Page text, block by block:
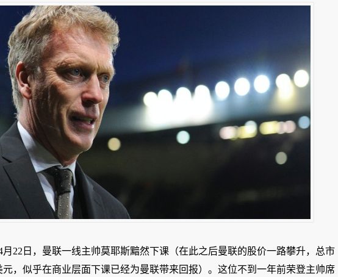
月22日，曼联一线主帅莫耶斯黯然下课（在此之后曼联的股价一路攀升，总市
元，似乎在商业层面下课已经为曼联带来回报）。这位不到一年前荣登主帅席